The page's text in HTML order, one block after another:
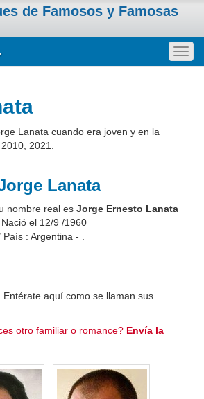
de Famosos y Famosas
Lanata cuando era joven y en la
2021.
Lanata
nombre real es Jorge Ernesto Lanata
el 12/9 /1960
: Argentina - .
Entérate aquí como se llaman sus
otro familiar o romance? Envía la